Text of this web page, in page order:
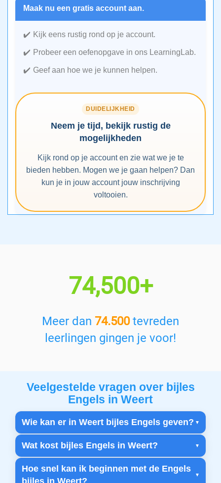
Maak nu een gratis account aan.
Kijk eens rustig rond op je account.
Probeer een oefenopgave in ons LearningLab.
Geef aan hoe we je kunnen helpen.
DUIDELIJKHEID
Neem je tijd, bekijk rustig de
mogelijkheden
Kijk rond op je account en zie wat we je te
bieden hebben. Mogen we je gaan helpen? Dan
kun je in jouw account jouw inschrijving
voltooien.
74,500+
Meer dan 74.500tevreden
leerlingen gingen je voor!
Veelgestelde vragen over bijles
Engels in Weert
Wie kan er in Weert bijles Engels geven?
Wat kost bijles Engels in Weert?
Hoe snel kan ik beginnen met de Engels